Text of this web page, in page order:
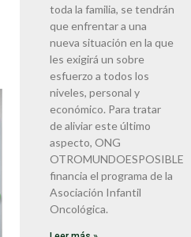
toda la familia, se tendrán
que enfrentar a una
nueva situación en la que
les exigirá un sobre
esfuerzo a todos los
niveles, personal y
económico. Para tratar
de aliviar este último
aspecto, ONG
OTROMUNDOESPOSIBLE
financia el programa de la
Asociación Infantil
Oncológica.